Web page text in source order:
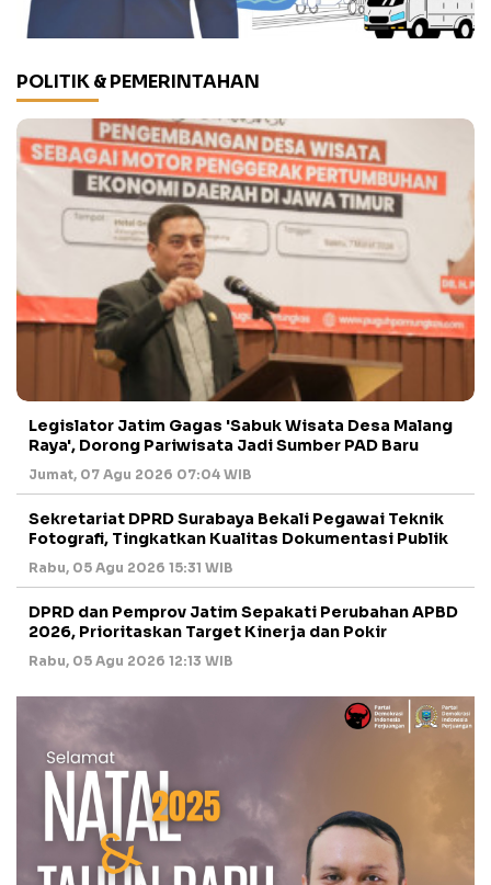
POLITIK & PEMERINTAHAN
Legislator Jatim Gagas 'Sabuk Wisata Desa Malang
Raya', Dorong Pariwisata Jadi Sumber PAD Baru
Jumat, 07 Agu 2026 07:04 WIB
Sekretariat DPRD Surabaya Bekali Pegawai Teknik
Fotografi, Tingkatkan Kualitas Dokumentasi Publik
Rabu, 05 Agu 2026 15:31 WIB
DPRD dan Pemprov Jatim Sepakati Perubahan APBD
2026, Prioritaskan Target Kinerja dan Pokir
Rabu, 05 Agu 2026 12:13 WIB